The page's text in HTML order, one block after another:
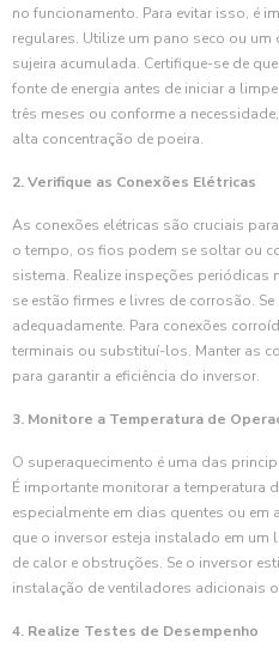
no funcionamento. Para evitar isso, é
regulares. Utilize um pano seco ou um
sujeira acumulada. Certifique-se de
fonte de energia antes de iniciar a
três meses ou conforme a
alta concentração de poeira.
2. Verifique as Conexões Elétricas
As conexões elétricas são cruciais
o tempo, os fios podem se soltar ou
sistema. Realize inspeções periódicas
se estão firmes e livres de corrosão.
adequadamente. Para conexões
terminais ou substituí-los. Manter as
para garantir a eficiência do inversor.
3. Monitore a Temperatura de
O superaquecimento é uma das
É importante monitorar a temperatura
especialmente em dias quentes ou
que o inversor esteja instalado em
de calor e obstruções. Se o inversor
instalação de ventiladores adicionais
4. Realize Testes de Desempenho